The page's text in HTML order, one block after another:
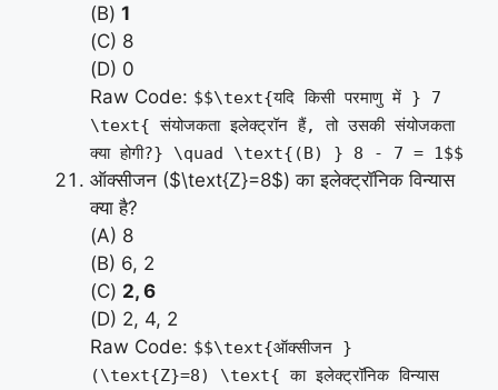
(B) 1
(C) 8
(D) 0
Raw Code: $$\text{यदि किसी परमाणु में } 7
\text{ संयोजकता इलेक्ट्रॉन हैं, तो उसकी संयोजकता
क्या होगी?} \quad \text{(B) } 8 - 7 = 1$$
ऑक्सीजन ($\text{Z}=8$) का इलेक्ट्रॉनिक विन्यास
क्या है?
(A) 8
(B) 6, 2
(C) 2, 6
(D) 2, 4, 2
Raw Code: $$\text{ऑक्सीजन }
(\text{Z}=8) \text{ का इलेक्ट्रॉनिक विन्यास